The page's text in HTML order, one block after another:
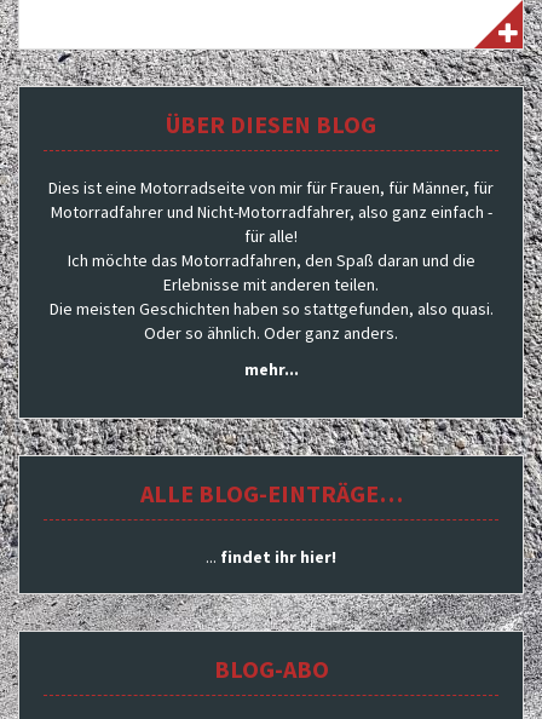
ÜBER DIESEN BLOG
Dies ist eine Motorradseite von mir für Frauen, für Männer, für
Motorradfahrer und Nicht-Motorradfahrer, also ganz einfach -
für alle!
Ich möchte das Motorradfahren, den Spaß daran und die
Erlebnisse mit anderen teilen.
Die meisten Geschichten haben so stattgefunden, also quasi.
Oder so ähnlich. Oder ganz anders.
mehr...
ALLE BLOG-EINTRÄGE…
... findet ihr hier!
BLOG-ABO